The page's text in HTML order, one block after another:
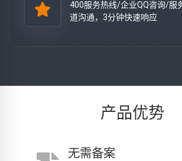
400服务热线/企业QQ咨询/服
道沟通，3分钟快速响应
产品优势
无需备案